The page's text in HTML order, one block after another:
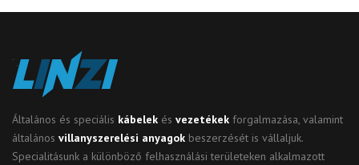
Általános és speciális kábelek és vezetékek forgalmazása, valamint
általános villanyszerelési anyagok beszerzését is vállaljuk.
Specialitásunk a különböző felhasználási területeken alkalmazott